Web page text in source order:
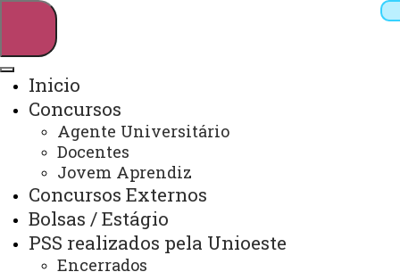
Webmail Sistemas
Arquivo Virtual
Inicio
Concursos
Agente Universitário
Docentes
Jovem Aprendiz
Concursos Externos
Bolsas / Estágio
PSS realizados pela Unioeste
Encerrados